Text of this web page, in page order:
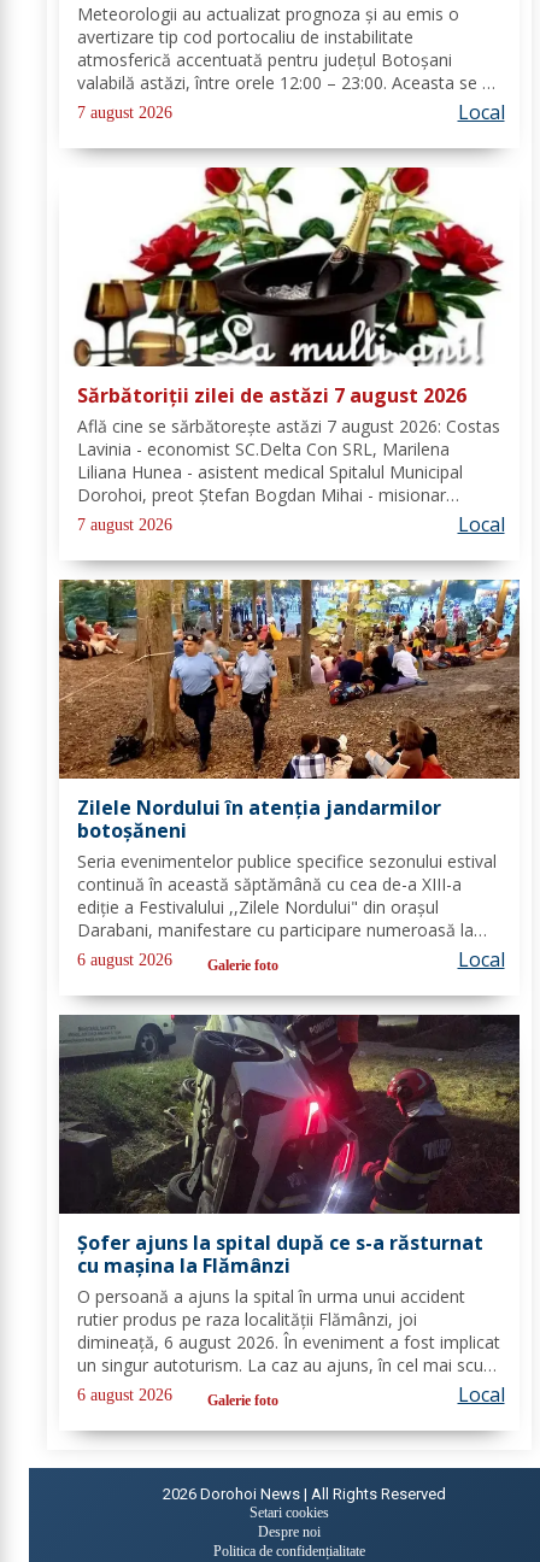
Meteorologii au actualizat prognoza și au emis o
avertizare tip cod portocaliu de instabilitate
atmosferică accentuată pentru județul Botoșani
valabilă astăzi, între orele 12:00 – 23:00. Aceasta se va
manifesta prin intensificări ale vântului, vijelii puternice
(rafale de 70...90 km/h), averse...
7 august 2026 Local
Sărbătoriții zilei de astăzi 7 august 2026
Află cine se sărbătoreşte astăzi 7 august 2026: Costas
Lavinia - economist SC.Delta Con SRL, Marilena
Liliana Hunea - asistent medical Spitalul Municipal
Dorohoi, preot Ștefan Bogdan Mihai - misionar
protopopesc Protopopiatul Dorohoi, Marcela Simona
Vieru - profesor Grup Școlar Alexandru Vlahuță...
7 august 2026 Local
Zilele Nordului în atenția jandarmilor
botoșăneni
Seria evenimentelor publice specifice sezonului estival
continuă în această săptămână cu cea de-a XIII-a
ediție a Festivalului ,,Zilele Nordului" din orașul
Darabani, manifestare cu participare numeroasă la
care Inspectoratul de Jandarmi Județean Botoșani, în
cooperare cu partenerii instituționali,...
6 august 2026 Galerie foto Local
Șofer ajuns la spital după ce s-a răsturnat
cu mașina la Flămânzi
O persoană a ajuns la spital în urma unui accident
rutier produs pe raza localității Flămânzi, joi
dimineață, 6 august 2026. În eveniment a fost implicat
un singur autoturism. La caz au ajuns, în cel mai scurt
timp, pompierii din cadrul Punctului de Lucru Flămânzi,
cu o autospecială de stingere și...
6 august 2026 Galerie foto Local
2026 Dorohoi News | All Rights Reserved
Setari cookies
Despre noi
Politica de confidențialitate